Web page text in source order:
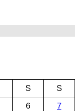
S
S
6
7